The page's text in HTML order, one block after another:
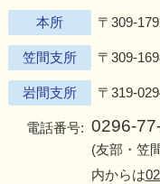
本所 〒309-
笠間支所 〒309-
岩間支所 〒319-
電話番号: 0296-
(友部・笠
内からは